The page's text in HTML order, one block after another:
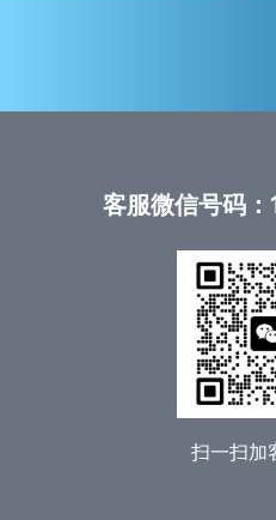
客服微信号码
扫一扫加